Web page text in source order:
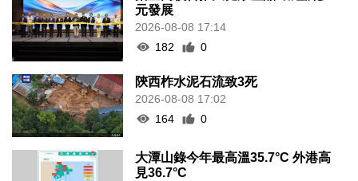
元發展
2026-08-08 17:14
182
0
陝西柞水泥石流致3死
2026-08-08 17:02
164
0
大潭山錄今年最高溫35.7°C 外港高
見36.7°C